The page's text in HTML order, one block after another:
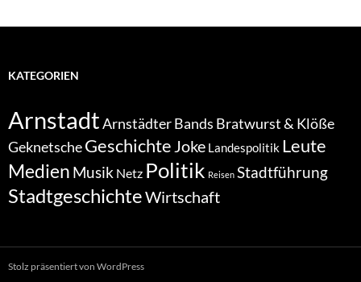
KATEGORIEN
ArnstadtArnstädter Bands Bratwurst & Klöße
GeknetscheGeschichte Joke Landespolitik Leute
Medien Musik Netz Politik Reisen Stadtführung
StadtgeschichteWirtschaft
Stolz präsentiert von WordPress